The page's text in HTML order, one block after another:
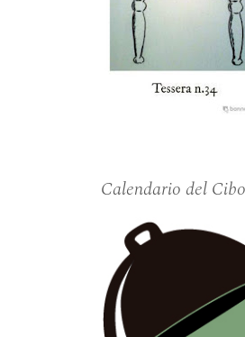
Calendario del